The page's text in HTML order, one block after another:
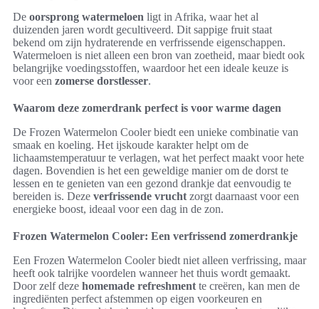
De oorsprong watermeloen ligt in Afrika, waar het al
duizenden jaren wordt gecultiveerd. Dit sappige fruit staat
bekend om zijn hydraterende en verfrissende eigenschappen.
Watermeloen is niet alleen een bron van zoetheid, maar biedt ook
belangrijke voedingsstoffen, waardoor het een ideale keuze is
voor een zomerse dorstlesser.
Waarom deze zomerdrank perfect is voor warme dagen
De Frozen Watermelon Cooler biedt een unieke combinatie van
smaak en koeling. Het ijskoude karakter helpt om de
lichaamstemperatuur te verlagen, wat het perfect maakt voor hete
dagen. Bovendien is het een geweldige manier om de dorst te
lessen en te genieten van een gezond drankje dat eenvoudig te
bereiden is. Deze verfrissende vrucht zorgt daarnaast voor een
energieke boost, ideaal voor een dag in de zon.
Frozen Watermelon Cooler: Een verfrissend zomerdrankje
Een Frozen Watermelon Cooler biedt niet alleen verfrissing, maar
heeft ook talrijke voordelen wanneer het thuis wordt gemaakt.
Door zelf deze homemade refreshment te creëren, kan men de
ingrediënten perfect afstemmen op eigen voorkeuren en